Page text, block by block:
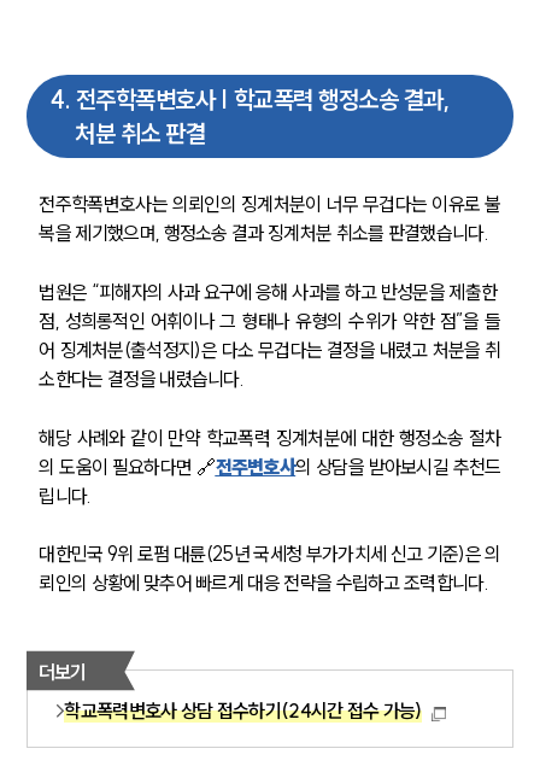
그룹소개
오시는 길
고객의 소리
통합검색
4. 전주학폭변호사 | 학교폭력 행정소송 결과,
처분 취소 판결
전주학폭변호사는 의뢰인의 징계처분이 너무 무겁다는 이유로 불
복을 제기했으며, 행정소송 결과 징계처분 취소를 판결했습니다.
법원은 “피해자의 사과 요구에 응해 사과를 하고 반성문을 제출한
점, 성희롱적인 어휘이나 그 형태나 유형의 수위가 약한 점”을 들
어 징계처분(출석정지)은 다소 무겁다는 결정을 내렸고 처분을 취
소한다는 결정을 내렸습니다.
해당 사례와 같이 만약 학교폭력 징계처분에 대한 행정소송 절차
의 도움이 필요하다면 🔗전주변호사의 상담을 받아보시길 추천드
립니다.
대한민국 9위 로펌 대륜(25년 국세청 부가가치세 신고 기준)은 의
뢰인의 상황에 맞추어 빠르게 대응 전략을 수립하고 조력합니다.
더보기
학교폭력변호사 상담 접수하기(24시간 접수 가능)